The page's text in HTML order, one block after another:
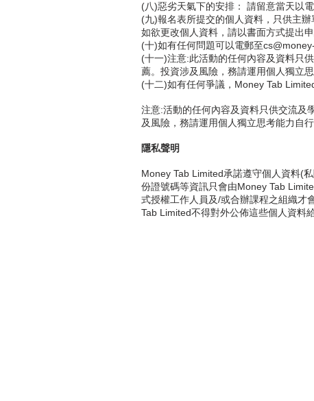
(八)惡劣天氣下的安排： 請留意當天以
(九)報名表所提交的個人資料，只供主
如欲更改個人資料，請以書面方式提出
(十)如有任何問題可以電郵至
(十一)注意:此活動的任何內容及資料只
薦。投資涉及風險，務請運用個人獨立
(十二)如有任何爭議，Money Tab
注意:活動的任何內容及資料只供交流及
及風險，務請運用個人獨立思考能力自行
隱私聲明
Money Tab Limited承諾遵守個人資料(
份證號碼等資訊只會由Money Tab
式授權工作人員及/或合辦課程之組織才
Tab Limited不得對外公佈這些個人資料